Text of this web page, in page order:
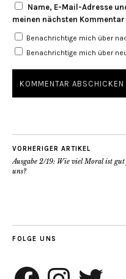
Name, E-Mail-Adresse
meinen nächsten
Benachrichtige mich über
Benachrichtige mich über
VORHERIGER ARTIKEL
Ausgabe 2/19: Wie viel Moral ist
uns?
FOLGE UNS
Facebook InstagramTwitter